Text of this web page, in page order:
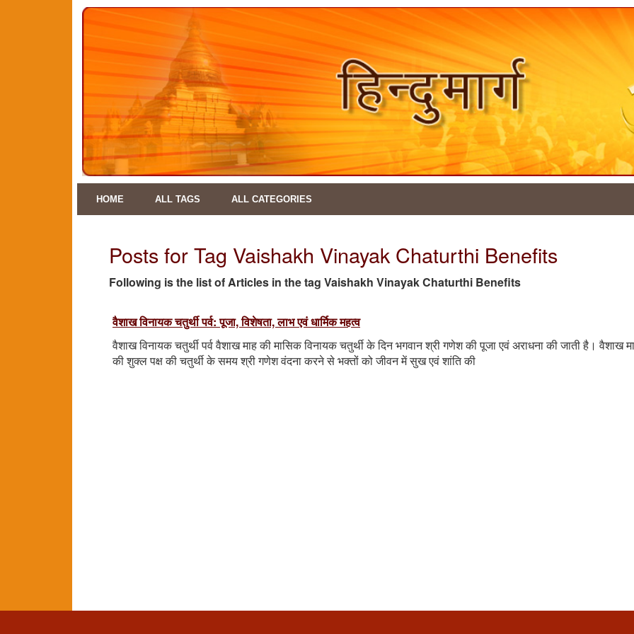
HOME ALL TAGS ALL CATEGORIES
Posts for Tag Vaishakh Vinayak Chaturthi Benefits
Following is the list of Articles in the tag Vaishakh Vinayak Chaturthi Benefits
वैशाख विनायक चतुर्थी पर्व: पूजा, विशेषता, लाभ एवं धार्मिक महत्व
वैशाख विनायक चतुर्थी पर्व वैशाख माह की मासिक विनायक चतुर्थी के दिन भगवान श्री गणेश की पूजा एवं अराधना की जाती है। वैशाख
की शुक्ल पक्ष की चतुर्थी के समय श्री गणेश वंदना करने से भक्तों को जीवन में सुख एवं शांति की